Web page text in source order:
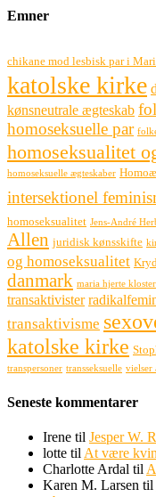
Emner
chikane mod lesbisk par i
katolske kirke
kønsneutrale ægteskab
homoseksuelle par
homoseksualitet
homoseksuelle ægteskaber
intersektionel
homoseksualitet Jens-André
Allen juridisk kønsskifte
og homoseksualitet
danmark maria hjerte kloster
transaktivister
transaktivisme
katolske kirke
transpersoner transseksuelle vielser
Seneste kommentarer
Irene til Jesper W.
lotte til At være
Charlotte Ardal til
Karen M. Larsen til